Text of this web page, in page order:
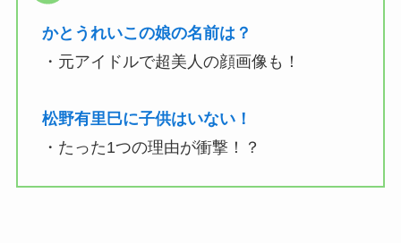
かとうれいこの娘の名前は？
・元アイドルで超美人の顔画像も！
松野有里巳に子供はいない！
・たった1つの理由が衝撃！？